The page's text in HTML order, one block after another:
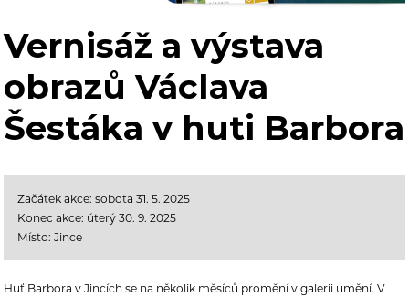
Vernisáž a výstava
obrazů Václava
Šestáka v huti Barbora
Začátek akce: sobota 31. 5. 2025
Konec akce: úterý 30. 9. 2025
Místo: Jince
Huť Barbora v Jincích se na několik měsíců promění v galerii umění. V